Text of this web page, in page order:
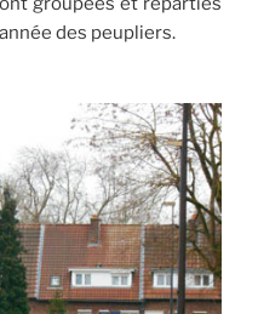
des peupliers.